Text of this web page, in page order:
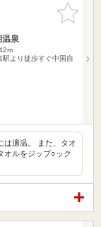
お気に入
りに追加
泉
より徒歩すぐ中国自
は適温。 また、タオ
オルをジップ○ック